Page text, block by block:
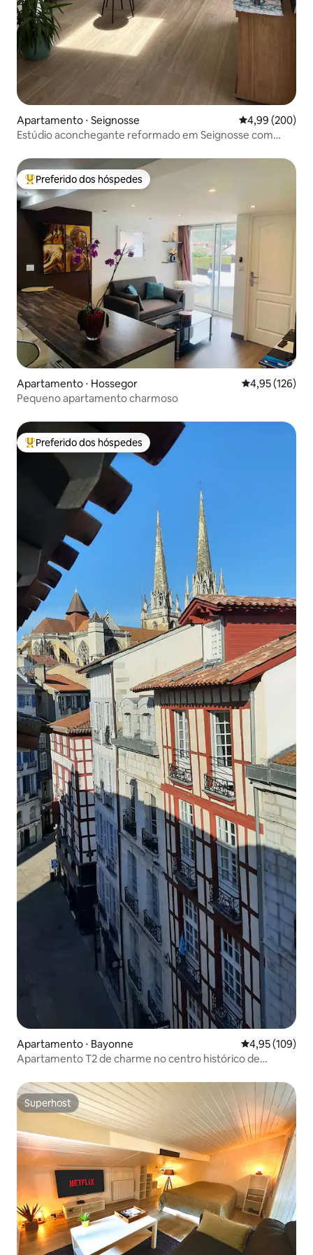
Apartamento ⋅ Seignosse 4,99 de uma
4,99 (200)
Estúdio aconchegante reformado em Seignosse com
Entre os melhores preferidos dos hóspedes
Preferido dos hóspedes
Apartamento ⋅ Hossegor 4,95 de uma
4,95 (126)
Pequeno apartamento charmoso
Entre os melhores preferidos dos hóspedes
Preferido dos hóspedes
Apartamento ⋅ Bayonne 4,95 de uma
4,95 (109)
Apartamento T2 de charme no centro histórico de
Superhost
Superhost